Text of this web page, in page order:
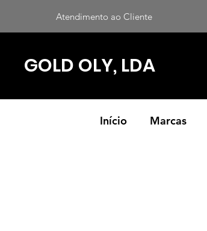
Atendimento ao Cliente
GOLD OLY, LDA
Início Marcas